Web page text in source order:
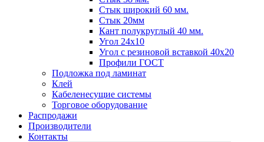
Стык широкий 60 мм.
Стык 20мм
Кант полукруглый 40 мм.
Угол 24х10
Угол с резиновой вставкой 40х20
Профили ГОСТ
Подложка под ламинат
Клей
Кабеленесущие системы
Торговое оборудование
Распродажи
Производители
Контакты